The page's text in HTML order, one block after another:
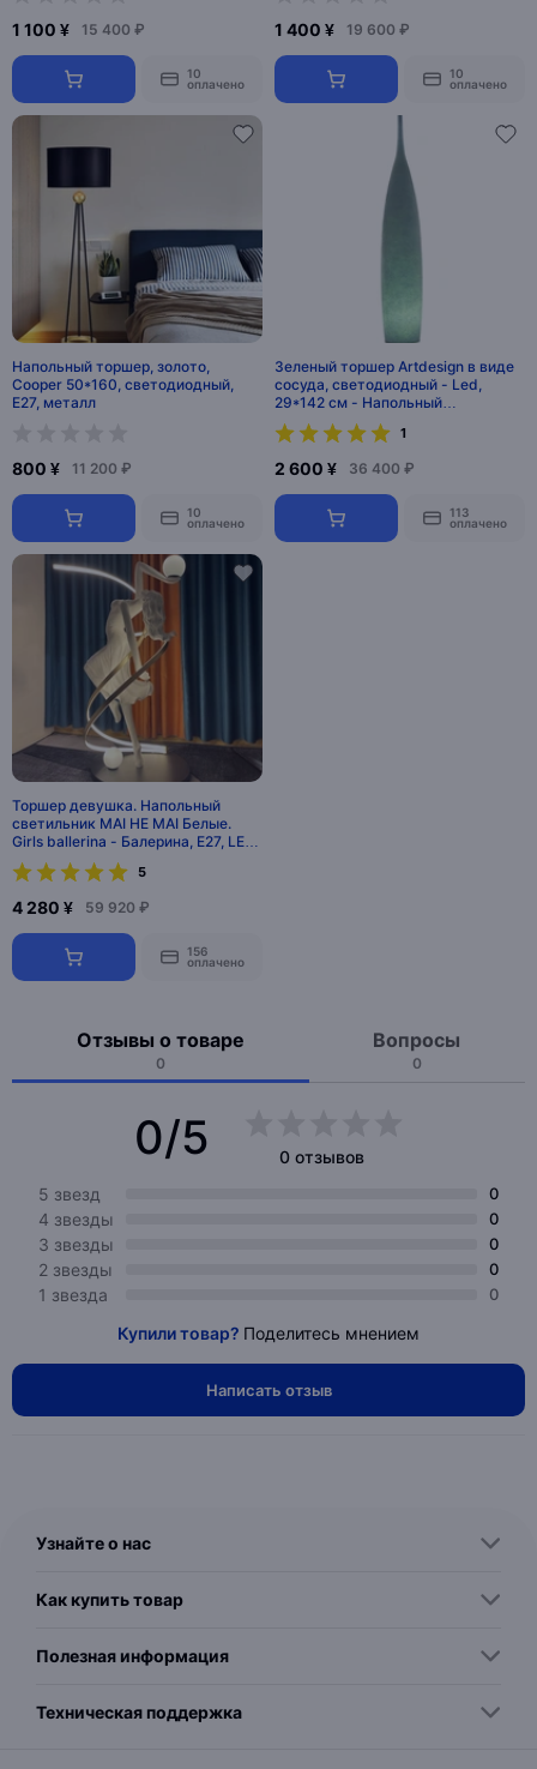
1 100 ¥ 15 400 ₽
10
оплачено
1 400 ¥ 19 600 ₽
10
оплачено
Напольный торшер, золото,
Cooper 50*160, светодиодный,
E27, металл
800 ¥ 11 200 ₽
10
оплачено
Зеленый торшер Artdesign в виде
сосуда, светодиодный - Led,
29*142 см - Напольный
светильник
1
2 600 ¥ 36 400 ₽
113
оплачено
Торшер девушка. Напольный
светильник MAI HE MAI Белые.
Girls ballerina - Балерина, E27, LED,
70 Вт
5
4 280 ¥ 59 920 ₽
156
оплачено
Отзывы о товаре
0
Вопросы
0
0/5
0 отзывов
5 звезд
0
4 звезды 0
3 звезды 0
2 звезды 0
1 звезда 0
Купили товар? Поделитесь мнением
Написать отзыв
Узнайте о нас
Как купить товар
Полезная информация
Техническая поддержка